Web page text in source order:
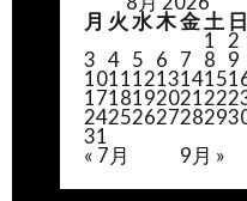
月 火 水木金土 日
1 2
3 4 5 6 7 8 9
101112131415
171819202122
242526272829
31
« 7月 9月 »